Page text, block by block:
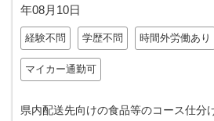
年08月10日
経験不問 学歴不問 時間外労働あり
マイカー通勤可
県内配送先向けの食品等のコース仕分